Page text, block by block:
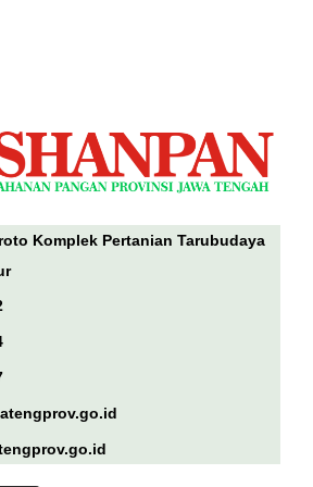
Komplek Pertanian Tarubudaya